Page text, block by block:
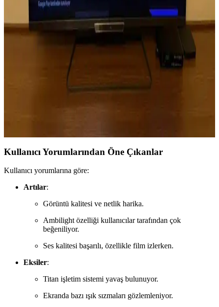
Samsung 75 inç TV Ölçüleri ve Ev İçin Doğru
Kurulum Rehberi
Samsung 75 inç TV ölçüleri, toplam boyutları ve montaj önerileriyle
evinizde en uygun yerleştirme ve seyir mesafesini belirlemenize
yardımcı olur. Bu rehberle büyük ekranın avantajlarından en iyi
120 İnçlik Televizyonların Özellikleri ve Ev Sinema
Kullanıcı Yorumlarından Öne Çıkanlar
Kullanıcı yorumlarına göre:
Artılar:
Görüntü kalitesi ve netlik harika.
Ambilight özelliği kullanıcılar tarafından çok
beğeniliyor.
Ses kalitesi başarılı, özellikle film izlerken.
Eksiler:
Titan işletim sistemi yavaş bulunuyor.
Ekranda bazı ışık sızmaları gözlemleniyor.